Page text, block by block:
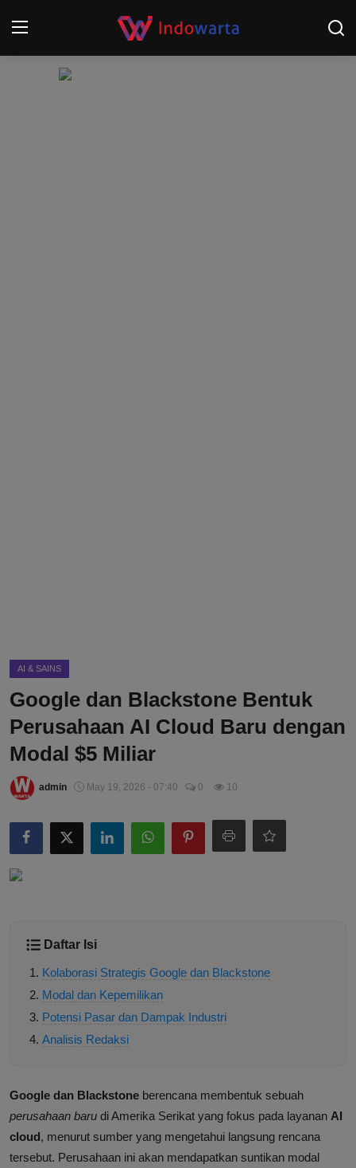
AI & SAINS
Google dan Blackstone Bentuk
Perusahaan AI Cloud Baru dengan
Modal $5 Miliar
admin May 19, 2026 - 07:40 0 10
Daftar Isi
Kolaborasi Strategis Google dan Blackstone
Modal dan Kepemilikan
Potensi Pasar dan Dampak Industri
Analisis Redaksi
Google dan Blackstone berencana membentuk sebuah
perusahaan baru di Amerika Serikat yang fokus pada layanan AI
cloud, menurut sumber yang mengetahui langsung rencana
tersebut. Perusahaan ini akan mendapatkan suntikan modal